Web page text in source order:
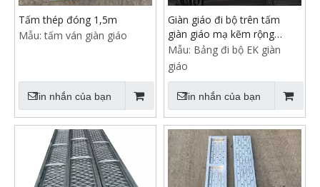
Tấm thép đóng 1,5m
Mẫu: tấm ván giàn giáo
Tin nhắn của bạn
Giàn giáo đi bộ trên tấm
giàn giáo mạ kẽm rộng
500mm
Mẫu: Bảng đi bộ EK giàn
giáo
Tin nhắn của bạn